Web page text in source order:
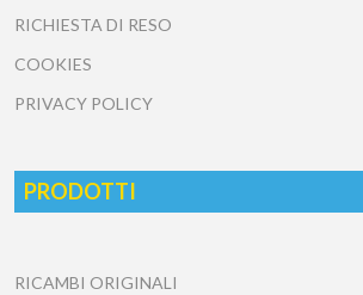
RICHIESTA DI RESO
COOKIES
PRIVACY POLICY
PRODOTTI
RICAMBI ORIGINALI